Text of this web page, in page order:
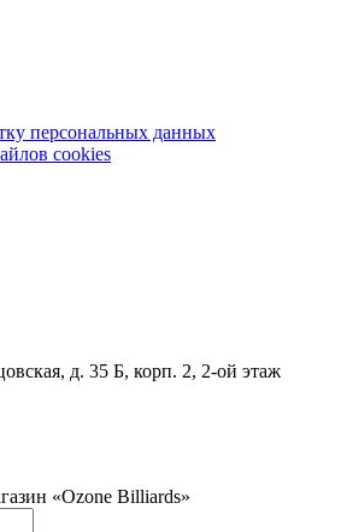
персональных данных
cookies
д. 35 Б, корп. 2, 2-ой этаж
«Ozone Billiards»